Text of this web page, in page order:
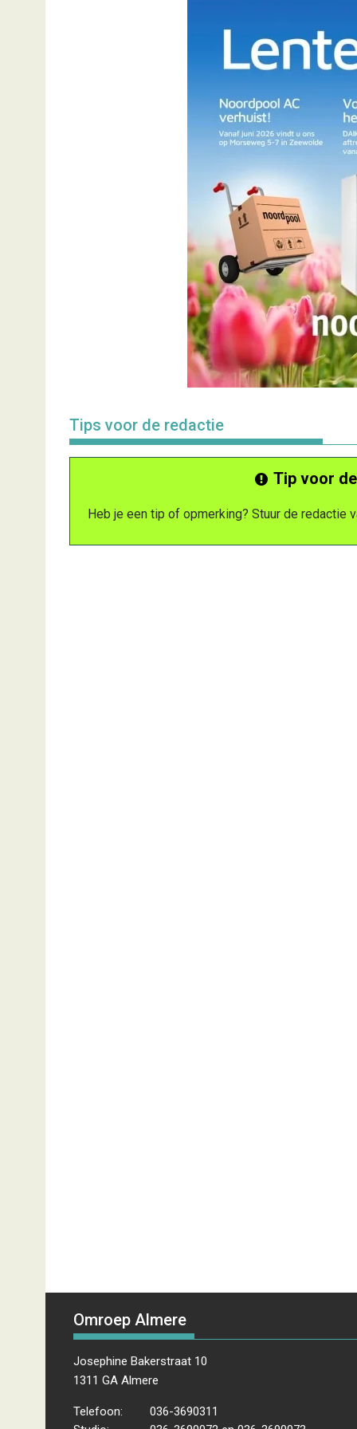
Tips voor de redactie
Tip voor
Heb je een tip of opmerking? Stuur de redactie
Omroep Almere
Josephine Bakerstraat 10
1311 GA Almere
Telefoon:
036-3690311